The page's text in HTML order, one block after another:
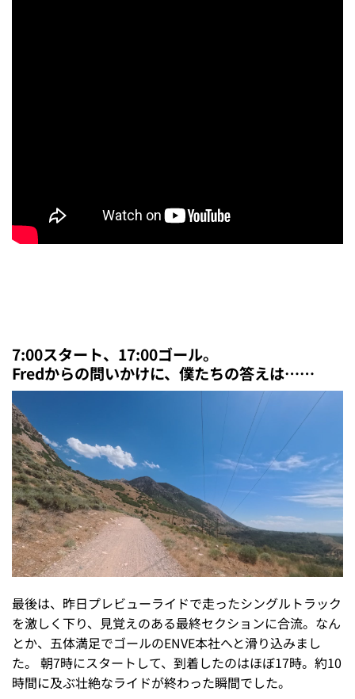
7:00スタート、17:00ゴール。
Fredからの問いかけに、僕たちの答えは……
最後は、昨日プレビューライドで走ったシングルトラック
を激しく下り、見覚えのある最終セクションに合流。なん
とか、五体満足でゴールのENVE本社へと滑り込みまし
た。 朝7時にスタートして、到着したのはほぼ17時。約10
時間に及ぶ壮絶なライドが終わった瞬間でした。